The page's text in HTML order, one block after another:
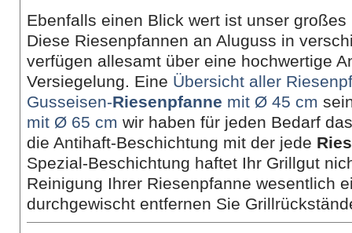
Ebenfalls einen Blick wert ist unser
Diese Riesenpfannen an Aluguss in
verfügen allesamt über eine hochwertige
Versiegelung. Eine Übersicht aller
Gusseisen-Riesenpfanne mit Ø 45 cm
mit Ø 65 cm wir haben für jeden Bedarf
die Antihaft-Beschichtung mit der jede
Spezial-Beschichtung haftet Ihr Grillgut
Reinigung Ihrer Riesenpfanne wesentlich
durchgewischt entfernen Sie